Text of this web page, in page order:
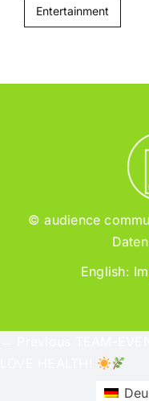
Entertainment
© audience
English: